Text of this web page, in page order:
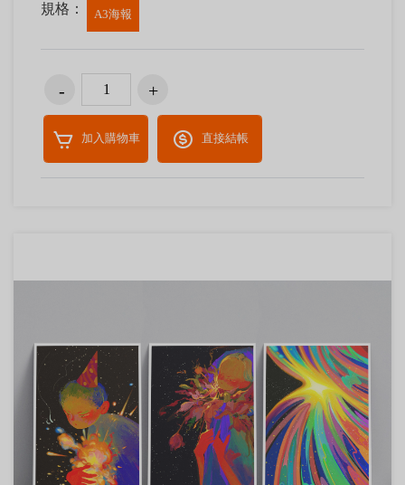
規格：
A3海報
加入購物車 直接結帳